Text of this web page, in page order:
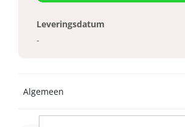
Leveringsdatum
-
Algemeen